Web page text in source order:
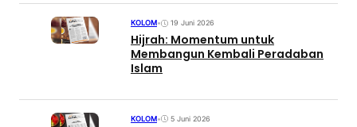
KOLOM• 19 Juni 2026
Hijrah: Momentum untuk
Membangun Kembali Peradaban
Islam
KOLOM• 5 Juni 2026